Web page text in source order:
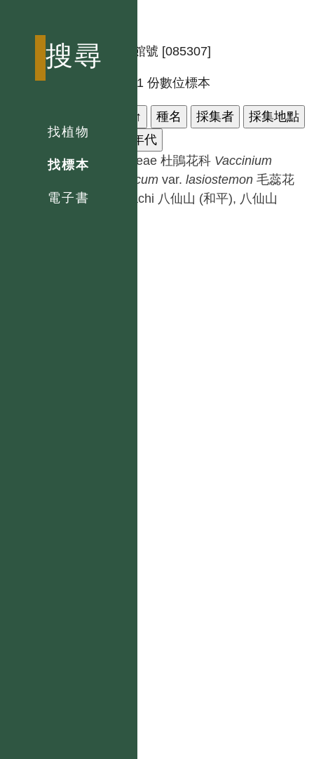
搜尋
找植物
找標本
電子書
標本館號 [085307]
共有 1 份數位標本
↑ 種名 採集者
採集地點
採集年代
Ericaceae 杜鵑花科 Vaccinium
japonicum var.lasiostemon 毛蕊花
S.Yatachi 八仙山 (和平), 八仙山